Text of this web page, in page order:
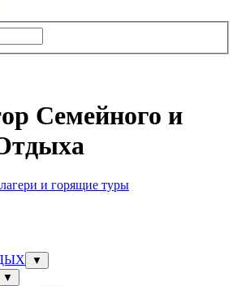
Семейного и
▼
▼